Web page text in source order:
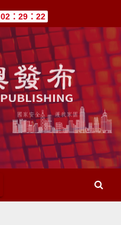
02：29：22